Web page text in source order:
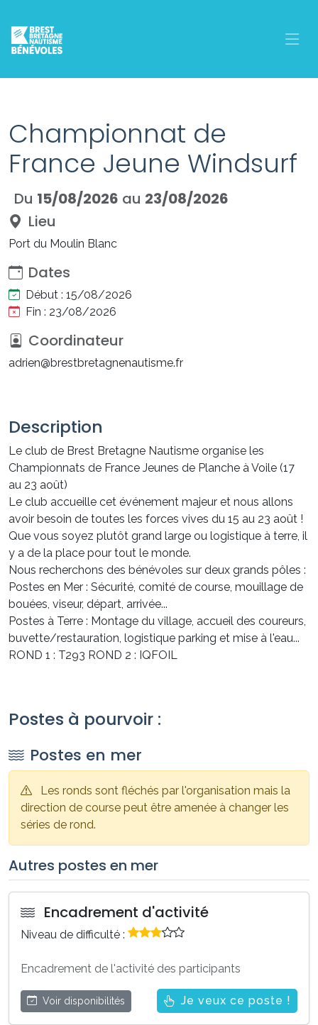
Championnat de
France Jeune Windsurf
Du 15/08/2026 au 23/08/2026
Lieu
Port du Moulin Blanc
Dates
Début : 15/08/2026
Fin : 23/08/2026
Coordinateur
adrien@brestbretagnenautisme.fr
Description
Le club de Brest Bretagne Nautisme organise les
Championnats de France Jeunes de Planche à Voile (17
au 23 août)
Le club accueille cet événement majeur et nous allons
avoir besoin de toutes les forces vives du 15 au 23 août !
Que vous soyez plutôt grand large ou logistique à terre, il
y a de la place pour tout le monde.
Nous recherchons des bénévoles sur deux grands pôles :
Postes en Mer : Sécurité, comité de course, mouillage de
bouées, viseur, départ, arrivée...
Postes à Terre : Montage du village, accueil des coureurs,
buvette/restauration, logistique parking et mise à l'eau...
ROND 1 : T293 ROND 2 : IQFOIL
Postes à pourvoir :
Postes en mer
Les ronds sont fléchés par l'organisation mais la
direction de course peut être amenée à changer les
séries de rond.
Autres postes en mer
Encadrement d'activité
Niveau de difficulté :
Encadrement de l'activité des participants
Voir disponibilités Je veux ce poste !